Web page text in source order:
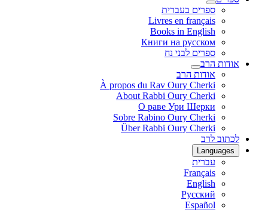
ספרים בעברית
Livres en français
Books in English
Книги на русском
ספרים לבני נח
אודות הרב
אודות הרב
À propos du Rav Oury Cherki
About Rabbi Oury Cherki
О раве Ури Шерки
Sobre Rabino Oury Cherki
Über Rabbi Oury Cherki
לכתוב לרב
Languages
עברית
Français
English
Русский
Español